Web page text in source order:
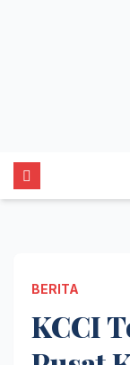
BERITA
KCCI